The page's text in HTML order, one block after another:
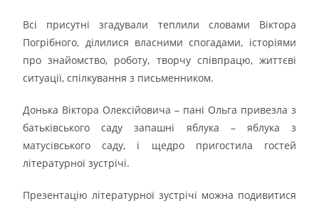
Всі присутні згадували теплили словами Віктора
Погрібного, ділилися власними спогадами, історіями
про знайомство, роботу, творчу співпрацю, життєві
ситуації, спілкування з письменником.
Донька Віктора Олексійовича – пані Ольга привезла з
батьківського саду запашні яблука – яблука з
матусівського саду, і щедро пригостила гостей
літературної зустрічі.
Презентацію літературної зустрічі можна подивитися